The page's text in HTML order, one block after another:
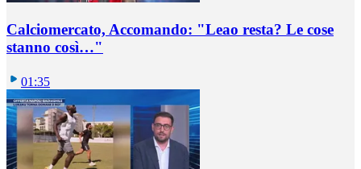
Calciomercato, Accomando: "Leao resta? Le cose
stanno così…"
01:35